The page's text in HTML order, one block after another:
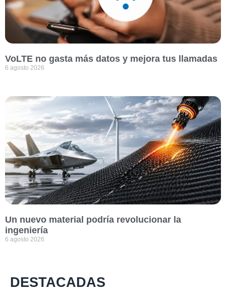
VoLTE no gasta más datos y mejora tus llamadas
6 agosto 2026
Un nuevo material podría revolucionar la
ingeniería
6 agosto 2026
DESTACADAS